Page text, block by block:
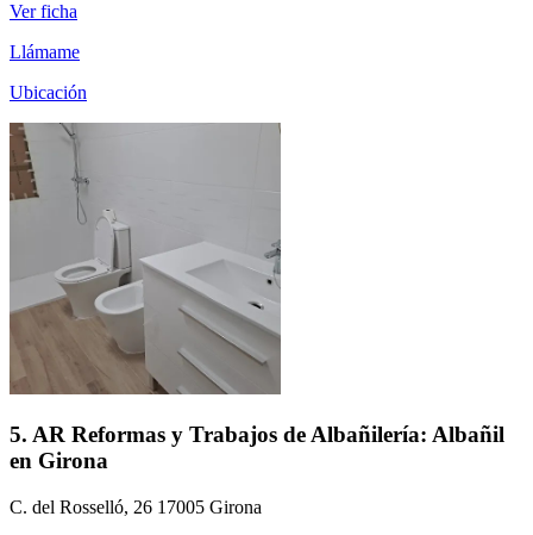
Ver ficha
Llámame
Ubicación
5. AR Reformas y Trabajos de Albañilería: Albañil
en Girona
C. del Rosselló, 26 17005 Girona